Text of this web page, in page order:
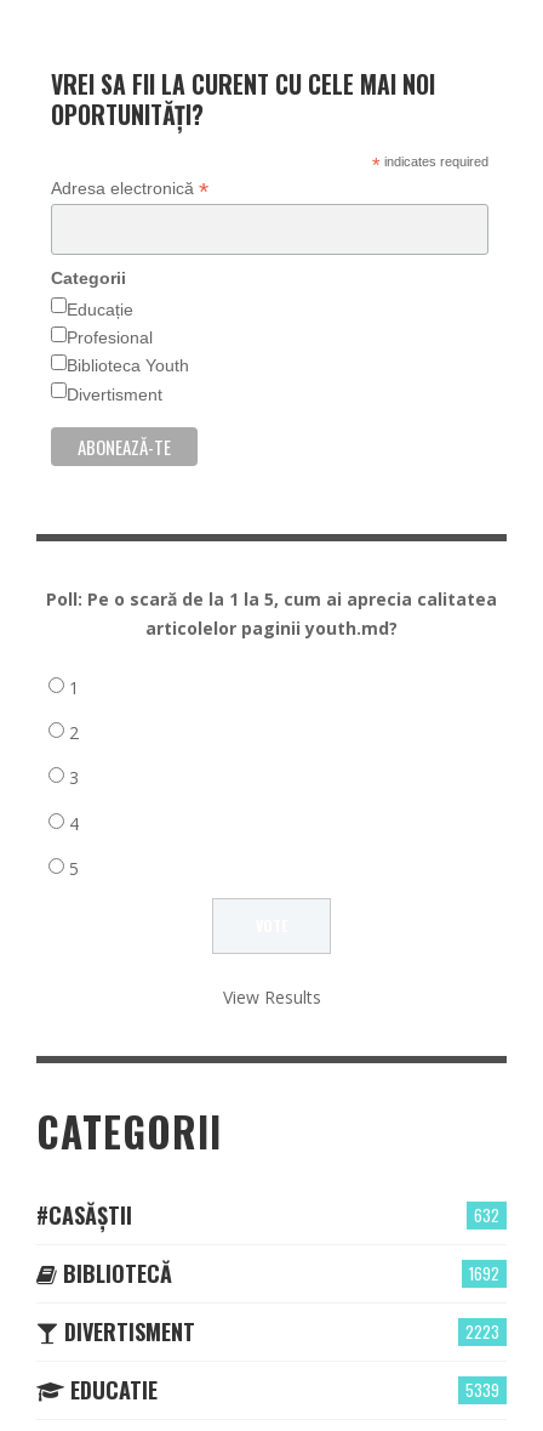
VREI SA FII LA CURENT CU CELE MAI NOI
OPORTUNITĂȚI?
*indicates required
Adresa electronică *
Categorii
Educație
Profesional
Biblioteca Youth
Divertisment
Poll: Pe o scară de la 1 la 5, cum ai aprecia calitatea
articolelor paginii youth.md?
1
2
3
4
5
View Results
CATEGORII
632
#CASĂȘTII
1692
BIBLIOTECĂ
2223
DIVERTISMENT
5339
EDUCATIE